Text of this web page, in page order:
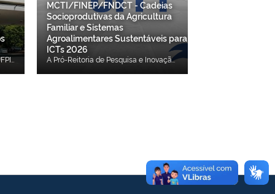
A Universidade Federal do Piauí (UFPI), por meio da Pró-Reitoria de Pesquisa e Inovação (PROPESQI), firmou parceria com a Empresa Brasileira de Pesquisa Agropecuária (Embrapa) para utilização da plataforma AleloVegetal, sistema nacional voltado à gestão de coleções e bancos de germoplasma vegetal. A iniciativa representa um importante avanço para a organização, documentação e conservação dos recursos genéticos mantidos pela Universidade, fortalecendo as atividades de pesquisa, ensino, inovação e extensão desenvolvidas na instituição. Além disso, a parceria amplia a integração da UFPI com a rede nacional de instituições que atuam na conservação da biodiversidade e dos recursos fitogenéticos brasileiros. O AleloVegetal é uma plataforma desenvolvida pela Embrapa que permite o gerenciamento de informações sobre coleções biológicas e bancos de germoplasma, oferecendo ferramentas para cadastro, documentação, rastreabilidade e consulta de materiais genéticos. O sistema também favorece a padronização das informações, a preservação do patrimônio genético e o compartilhamento de dados entre instituições de pesquisa. Como parte das ações previstas na parceria, após o retorno das atividades acadêmicas do semestre letivo 2026.2, a equipe técnica da Embrapa realizará uma apresentação institucional da plataforma para pesquisadores, docentes, técnicos e demais servidores da UFPI interessados na utilização do sistema. Durante o encontro serão apresentadas as principais funcionalidades da plataforma, bem como as orientações para o cadastramento de coleções, usuários e materiais, além da definição das primeiras ações para implantação do sistema na Universidade. A data do evento será divulgada em breve pelos canais oficiais da PROPESQI. Enquanto isso, a PROPESQI convida os pesquisadores e responsáveis por coleções científicas da UFPI a conhecerem os materiais disponibilizados pela Embrapa, que apresentam tutoriais e informações sobre a utilização da plataforma. Acesse os materiais de apoio: AleloVegetal Consultas: https://av.cenargen.embrapa.br/avconsulta/Passaporte/busca.do AleloWiki – Portal de Apoio aos Sistemas Alelo: https://alelowiki-cenargen.nuvem.ti.embrapa.br Tutorial para cadastro de coleções: https://alelowiki-cenargen.nuvem.ti.embrapa.br/index.php?title=AleloVegetal:_Tutorial_como_cadastrar_banco_ou_cole%C3%A7%C3%A3o_de_germoplasma Tutorial para cadastro de usuários: https://alelowiki-cenargen.nuvem.ti.embrapa.br/index.php?title=AleloVegetal:_Tutorial_como_cadastrar_usu%C3%A1rios_no_sistema Tutorial para cadastro de acessos (materiais): https://alelowiki-cenargen.nuvem.ti.embrapa.br/index.php?title=AleloVegetal:_Tutorial_como_cadastrar_acessos A PROPESQI reforça que a participação da comunidade acadêmica será fundamental para consolidar a implantação da plataforma na UFPI, ampliando a visibilidade das coleções científicas da instituição e contribuindo para a preservação, valorização e uso sustentável dos recursos genéticos em benefício da pesquisa científica e da inovação.
MCTI/FINEP/FNDCT - Cadeias
Socioprodutivas da Agricultura
Familiar e Sistemas
Agroalimentares Sustentáveis para
ICTs 2026
A Pró-Reitoria de Pesquisa e Inovação (PROPESQI), por meio da Coordenadoria de Infraestrutura de Pesquisa (CIP) da Universidade Federal do Piauí (UFPI), torna público o Resultado Final do Edital Interno para a Seleção de Proposta para a Chamada Pública MCTI/FINEP/FNDCT - Cadeias Socioprodutivas da Agricultura Familiar e Sistemas Agroalimentares Sustentáveis para ICTs 2026. Confira aqui o Resultado Final.